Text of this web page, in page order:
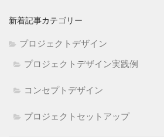
新着記事カテゴリー
プロジェクトデザイン
プロジェクトデザイン実践例
コンセプトデザイン
プロジェクトセットアップ